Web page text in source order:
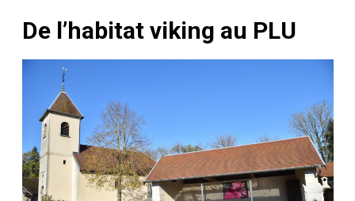
De l’habitat viking au PLU